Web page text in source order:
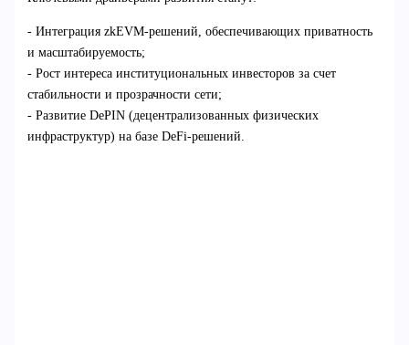
- Интеграция zkEVM-решений, обеспечивающих приватность
и масштабируемость;
- Рост интереса институциональных инвесторов за счет
стабильности и прозрачности сети;
- Развитие DePIN (децентрализованных физических
инфраструктур) на базе DeFi-решений.